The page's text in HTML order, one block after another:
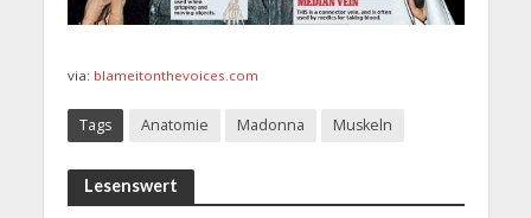
via: blameitonthevoices.com
Tags Anatomie Madonna Muskeln
Lesenswert